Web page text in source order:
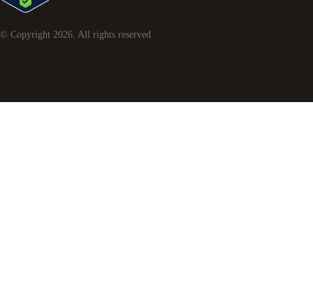
© Copyright 2026 . All rights reserved.